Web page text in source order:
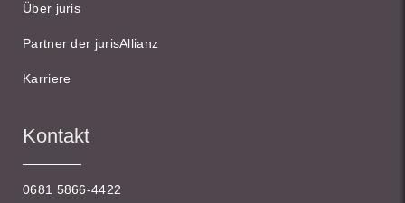
Über juris
Partner der jurisAllianz
Karriere
Kontakt
0681 5866-4422